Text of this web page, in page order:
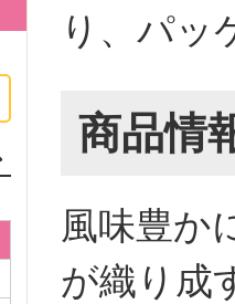
り、パッ
商品情
風味豊か
が織り成